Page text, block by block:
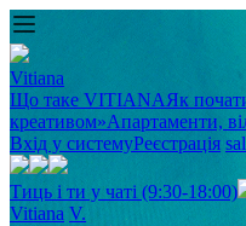
Vitiana
Що таке VITIANAЯк
креативом»Апартаменти,
Вхід у системуРеєстрація
Тиць і ти у чаті (9:30-18:00)
Vitiana V.